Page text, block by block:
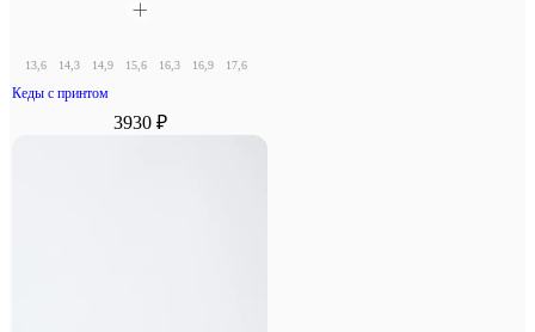
13,6 14,3 14,9 15,6 16,3 16,9 17,6
Кеды с принтом
3930 ₽